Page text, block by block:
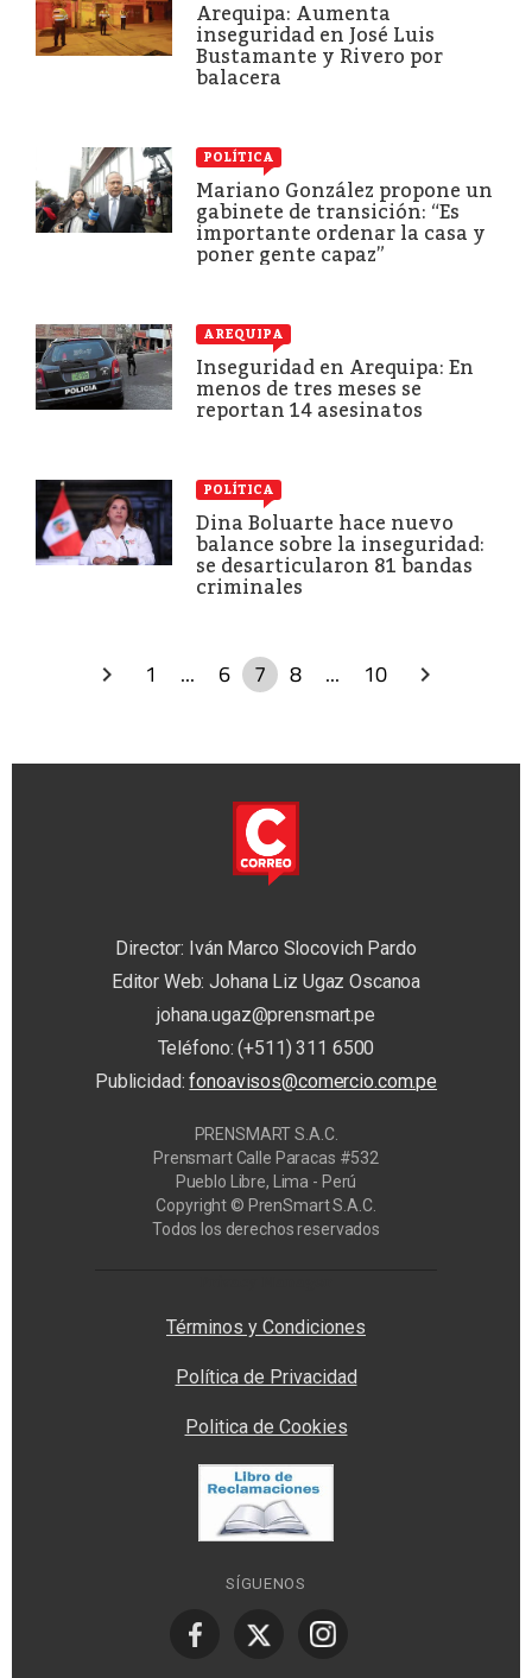
Arequipa: Aumenta
inseguridad en José Luis
Bustamante y Rivero por
balacera
POLÍTICA
Mariano González propone un
gabinete de transición: “Es
importante ordenar la casa y
poner gente capaz”
AREQUIPA
Inseguridad en Arequipa: En
menos de tres meses se
reportan 14 asesinatos
POLÍTICA
Dina Boluarte hace nuevo
balance sobre la inseguridad:
se desarticularon 81 bandas
criminales
1 ... 6 7 8 ... 10
Director: Iván Marco Slocovich Pardo
Editor Web: Johana Liz Ugaz Oscanoa
johana.ugaz@prensmart.pe
Teléfono: (+511) 311 6500
Publicidad:fonoavisos@comercio.com.pe
PRENSMART S.A.C.
Prensmart Calle Paracas #532
Pueblo Libre, Lima - Perú
Copyright © PrenSmart S.A.C.
Todos los derechos reservados
Términos y Condiciones
Política de Privacidad
Politica de Cookies
SÍGUENOS